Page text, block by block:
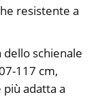
resistente a
schienale
117 cm,
più adatta a